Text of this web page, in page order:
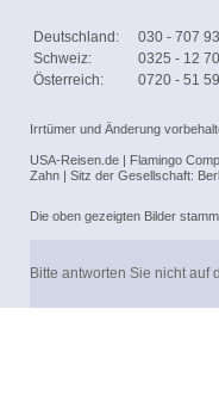
Deutschland:
030 - 707
Schweiz:
0325 - 12
Österreich:
0720 - 51
Irrtümer und Änderung
USA-Reisen.de | Flamingo
Zahn | Sitz der Gesellschaft:
Die oben gezeigten Bilder
Bitte antworten Sie nicht auf